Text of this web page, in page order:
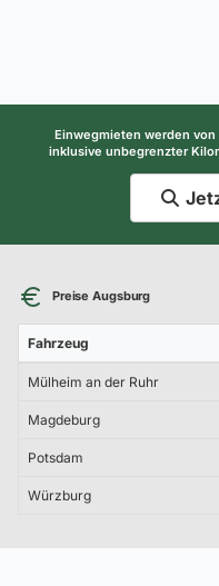
Einwegmieten werden
inklusive unbegrenzter
Preise Augsburg
Fahrzeug
Mülheim an der Ruhr
Magdeburg
Potsdam
Würzburg